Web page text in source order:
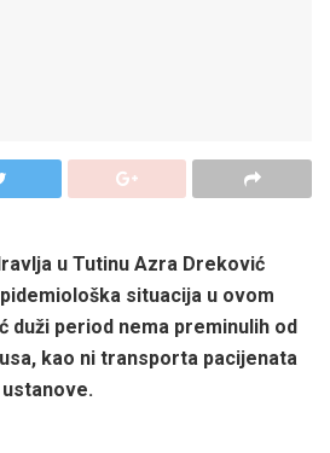
u Tutinu Azra Dreković
situacija u ovom
duži period nema preminulih od
kao ni transporta pacijenata